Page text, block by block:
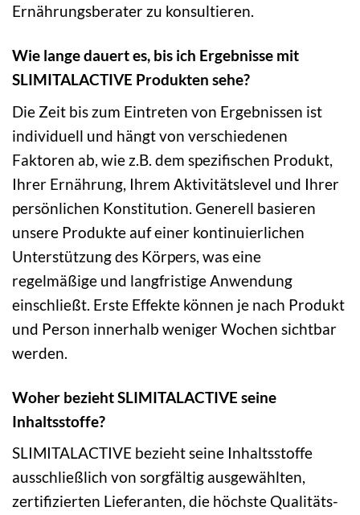
Ernährungsberater zu konsultieren.
Wie lange dauert es, bis ich Ergebnisse mit
SLIMITALACTIVE Produkten sehe?
Die Zeit bis zum Eintreten von Ergebnissen ist
individuell und hängt von verschiedenen
Faktoren ab, wie z.B. dem spezifischen Produkt,
Ihrer Ernährung, Ihrem Aktivitätslevel und Ihrer
persönlichen Konstitution. Generell basieren
unsere Produkte auf einer kontinuierlichen
Unterstützung des Körpers, was eine
regelmäßige und langfristige Anwendung
einschließt. Erste Effekte können je nach Produkt
und Person innerhalb weniger Wochen sichtbar
werden.
Woher bezieht SLIMITALACTIVE seine
Inhaltsstoffe?
SLIMITALACTIVE bezieht seine Inhaltsstoffe
ausschließlich von sorgfältig ausgewählten,
zertifizierten Lieferanten, die höchste Qualitäts-